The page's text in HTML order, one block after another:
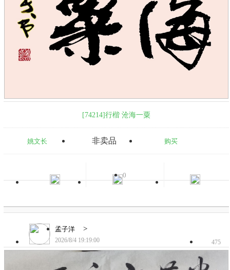
[74214]行楷 沧海一粟
姚文长 非卖品 购买
0
孟子洋 >
2026/8/4 19:19:00 475